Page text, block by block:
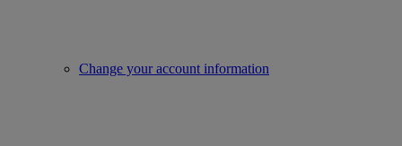
Change your account information